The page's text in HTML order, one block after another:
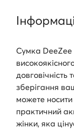
Сумка DeeZee
зберігання
можете
практичний
жінки, яка